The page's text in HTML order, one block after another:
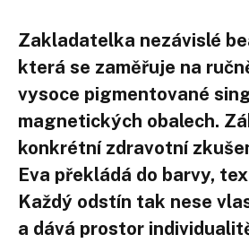
Zakladatelka nezávislé
která se zaměřuje na
vysoce pigmentované
magnetických obalech.
konkrétní zdravotní
Eva překládá do barvy,
Každý odstín tak nese
a dává prostor